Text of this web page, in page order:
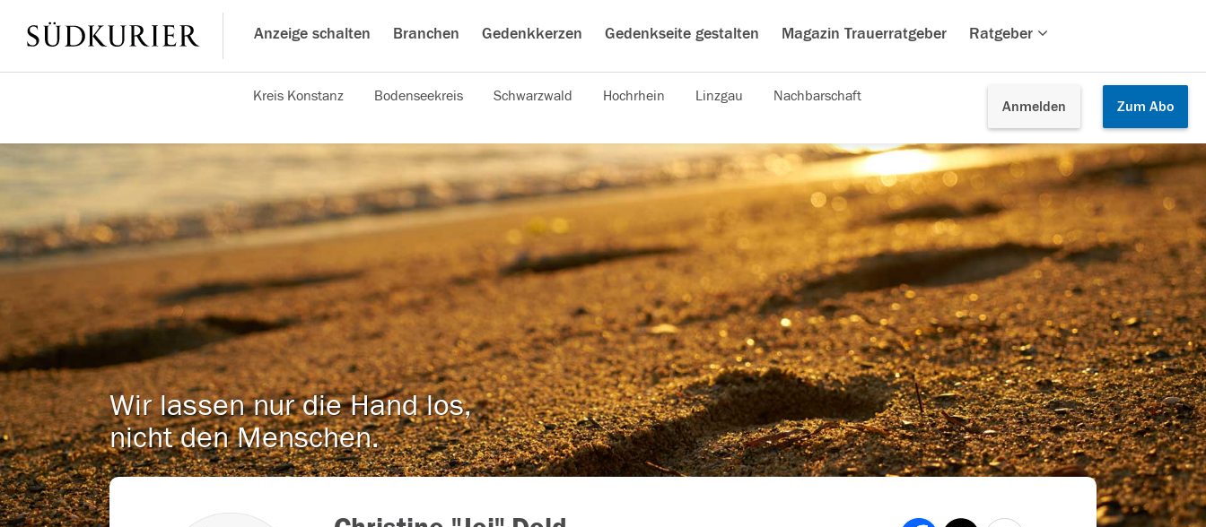
Anzeige schalten Branchen Gedenkkerzen Gedenkseite gestalten Magazin Trauerratgeber Ratgeber
Anmelden Zum Abo
Kreis Konstanz Bodenseekreis Schwarzwald Hochrhein Linzgau Nachbarschaft
Wir lassen nur die Hand los,
nicht den Menschen.